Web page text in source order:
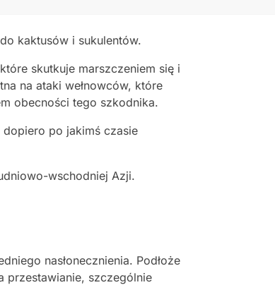
kaktusów i sukulentów.
skutkuje marszczeniem się i
na ataki wełnowców, które
obecności tego szkodnika.
dopiero po jakimś czasie
wschodniej Azji.
nasłonecznienia. Podłoże
przestawianie, szczególnie